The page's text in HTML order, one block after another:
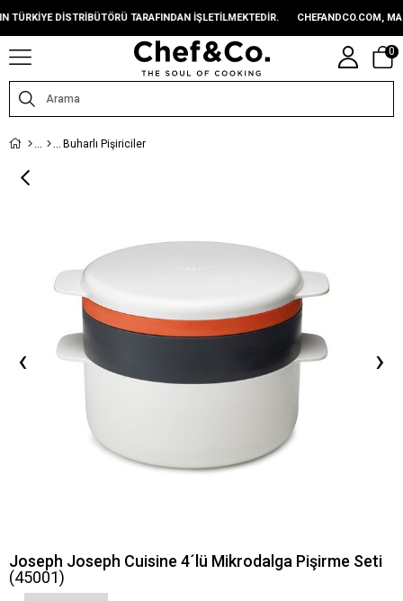
DISTRIBÜTÖRÜ TARAFINDAN IŞLETILMEKTEDIR. CHEFANDCO.COM,
0
Buharlı Pişiriciler
‹ ›
Joseph Joseph Cuisine 4´lü Mikrodalga Pişirme Seti
(45001)